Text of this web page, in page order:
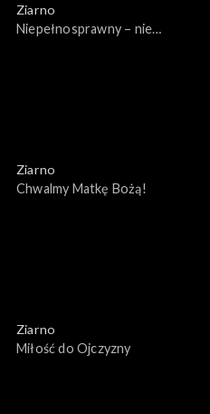
Ziarno
Niepełnosprawny – nie
Ziarno
Chwalmy Matkę Bożą!
Ziarno
Miłość do Ojczyzny